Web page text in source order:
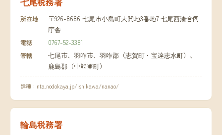
所在地
〒926-8686 七尾市小島町大開地3番地7 七尾西湊合同
庁舎
電話 0767-52-3381
管轄
七尾市、羽咋市、羽咋郡（志賀町・宝達志水町）、
鹿島郡（中能登町）
詳細： nta.nodokaya.jp/ishikawa/nanao/
輪島税務署